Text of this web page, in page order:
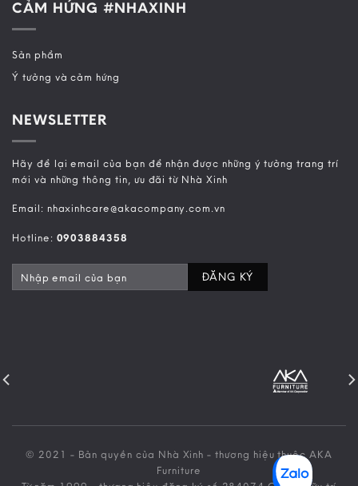
CẢM HỨNG #NHAXINH
Sản phẩm
Ý tưởng và cảm hứng
NEWSLETTER
Hãy để lại email của bạn để nhận được những ý tưởng trang trí
mới và những thông tin, ưu đãi từ Nhà Xinh
Email: nhaxinhcare@akacompany.com.vn
Hotline: 0903884358
© 2021 - Bản quyền của Nhà Xinh - thương hiệu thuộc AKA
Furniture